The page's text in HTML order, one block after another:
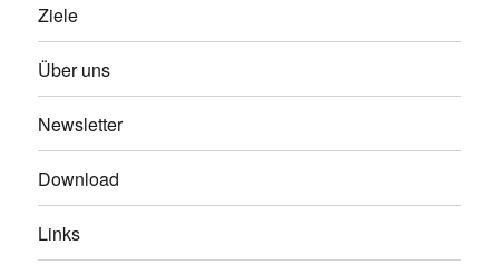
Ziele
Über uns
Newsletter
Download
Links